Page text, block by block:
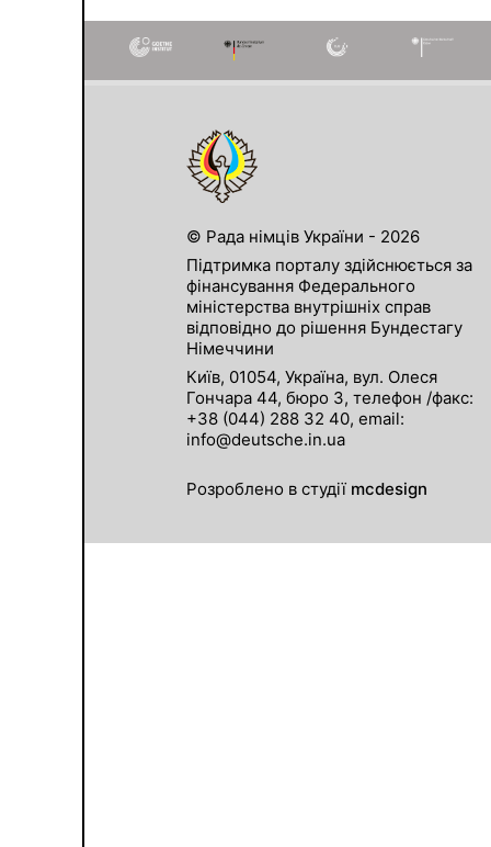
© Рада німців України - 2026
Підтримка порталу здійснюється за
фінансування Федерального
міністерства внутрішніх справ
відповідно до рішення Бундестагу
Німеччини
Київ, 01054, Україна, вул. Олеся
Гончара 44, бюро 3, телефон /факс:
+38 (044) 288 32 40, email:
info@deutsche.in.ua
Розроблено в студії mcdesign